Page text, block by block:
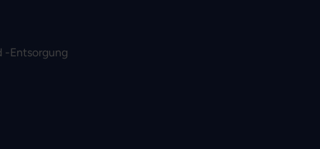
-Entsorgung